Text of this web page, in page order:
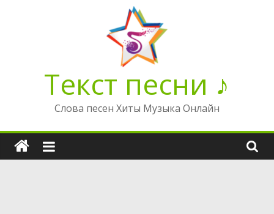
Текст песни ♪
Слова песен Хиты Музыка Онлайн